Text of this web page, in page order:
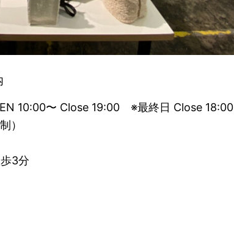
10:00〜 Close 19:00 ※最終日 Close 18:00
）
3分